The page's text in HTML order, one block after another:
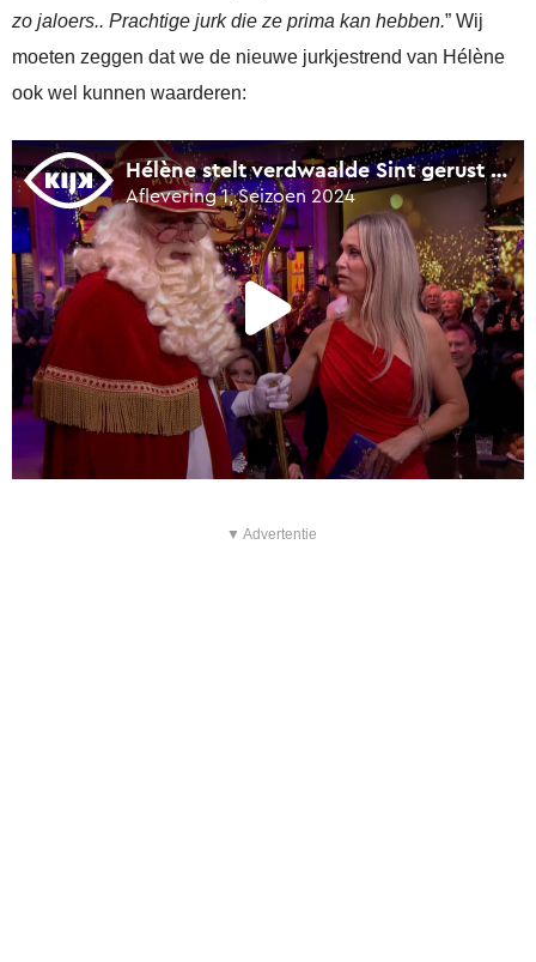
zo jaloers.. Prachtige jurk die ze prima kan hebben.” Wij
moeten zeggen dat we de nieuwe jurkjestrend van Hélène
ook wel kunnen waarderen:
▼ Advertentie